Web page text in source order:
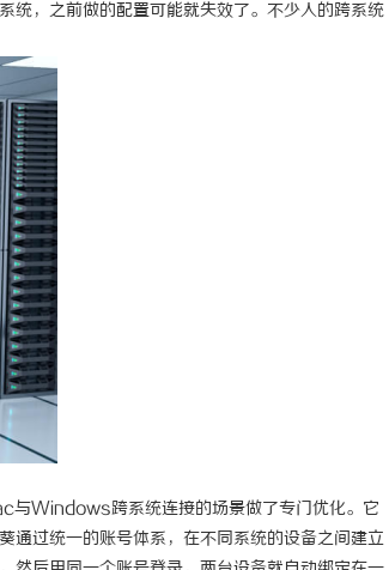
统，之前做的配置可能就失效了。不少人的跨系统
与Windows跨系统连接的场景做了专门优化。它
通过统一的账号体系，在不同系统的设备之间建立